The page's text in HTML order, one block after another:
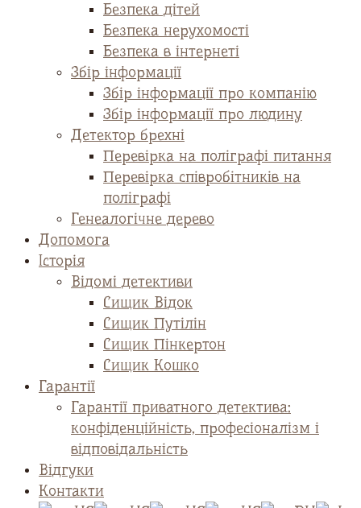
Безпека дітей
Безпека нерухомості
Безпека в інтернеті
Збір інформації
Збір інформації про компанію
Збір інформації про людину
Детектор брехні
Перевірка на поліграфі питання
Перевірка співробітників на
поліграфі
Генеалогічне дерево
Допомога
Історія
Відомі детективи
Сищик Відок
Сищик Путілін
Сищик Пінкертон
Сищик Кошко
Гарантії
Гарантії приватного детектива:
конфіденційність, професіоналізм і
відповідальність
Відгуки
Контакти